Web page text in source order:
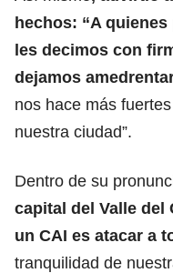
hechos: “A
les decimos con
dejamos
nos hace más
nuestra ciudad”.
Dentro de su
capital del Valle del
un CAI es atacar a
tranquilidad de